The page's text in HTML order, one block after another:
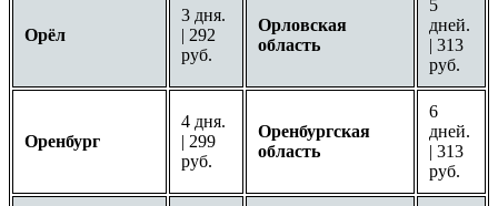
Орёл
3 дня.
| 292
руб.
Орловская
область
5
дней.
| 313
руб.
Оренбург
4 дня.
| 299
руб.
Оренбургская
область
6
дней.
| 313
руб.